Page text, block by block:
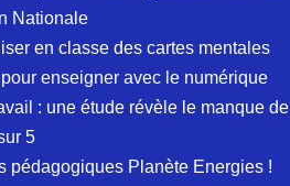
Nationale
en classe des cartes mentales
enseigner avec le numérique
: une étude révèle le manque de
5
pédagogiques Planète Energies !